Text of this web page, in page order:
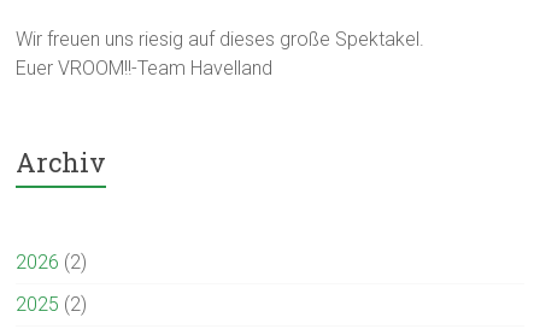
Wir freuen uns riesig auf dieses große Spektakel.
Euer VROOM!!-Team Havelland
Archiv
2026 (2)
2025 (2)